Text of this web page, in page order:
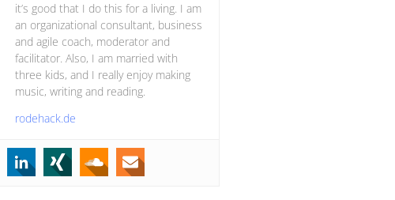
it’s good that I do this for a living. I am
an organizational consultant, business
and agile coach, moderator and
facilitator. Also, I am married with
three kids, and I really enjoy making
music, writing and reading.
rodehack.de